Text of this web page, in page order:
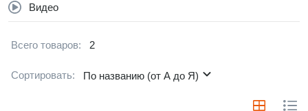
Видео
Всего товаров: 2
Сортировать: По названию (от А до Я)